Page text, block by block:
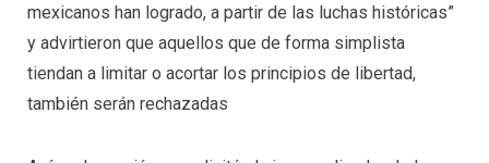
mexicanos han logrado, a partir de las luchas históricas”
y advirtieron que aquellos que de forma simplista
tiendan a limitar o acortar los principios de libertad,
también serán rechazadas